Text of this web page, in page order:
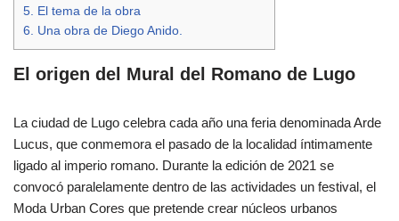
5. El tema de la obra
6. Una obra de Diego Anido.
El origen del Mural del Romano de Lugo
La ciudad de Lugo celebra cada año una feria denominada Arde
Lucus, que conmemora el pasado de la localidad íntimamente
ligado al imperio romano. Durante la edición de 2021 se
convocó paralelamente dentro de las actividades un festival, el
Moda Urban Cores que pretende crear núcleos urbanos